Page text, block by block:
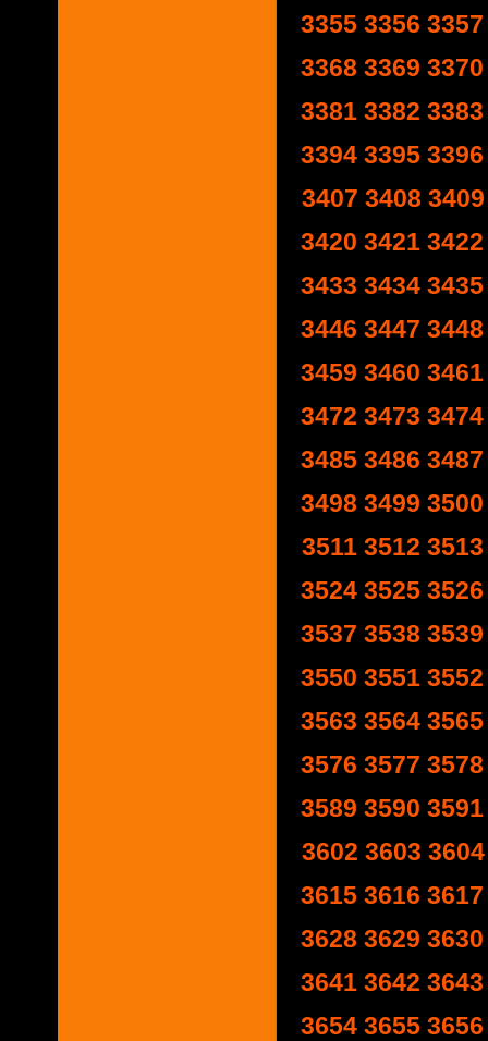
3355 3356 3357
3368 3369 3370
3381 3382 3383
3394 3395 3396
3407 3408 3409
3420 3421 3422
3433 3434 3435
3446 3447 3448
3459 3460 3461
3472 3473 3474
3485 3486 3487
3498 3499 3500
3511 3512 3513
3524 3525 3526
3537 3538 3539
3550 3551 3552
3563 3564 3565
3576 3577 3578
3589 3590 3591
3602 3603 3604
3615 3616 3617
3628 3629 3630
3641 3642 3643
3654 3655 3656